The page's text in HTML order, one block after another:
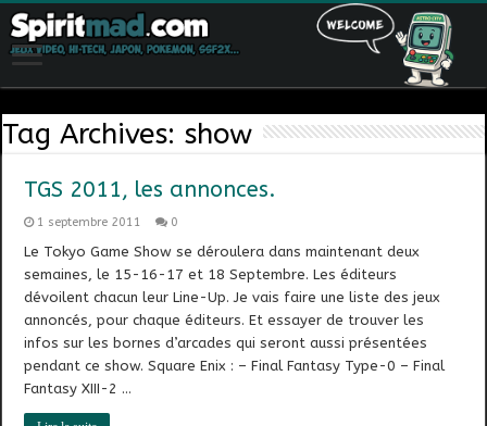
Tag Archives: show
TGS 2011, les annonces.
1 septembre 2011 0
Le Tokyo Game Show se déroulera dans maintenant deux
semaines, le 15-16-17 et 18 Septembre. Les éditeurs
dévoilent chacun leur Line-Up. Je vais faire une liste des jeux
annoncés, pour chaque éditeurs. Et essayer de trouver les
infos sur les bornes d’arcades qui seront aussi présentées
pendant ce show. Square Enix : – Final Fantasy Type-0 – Final
Fantasy XIII-2 …